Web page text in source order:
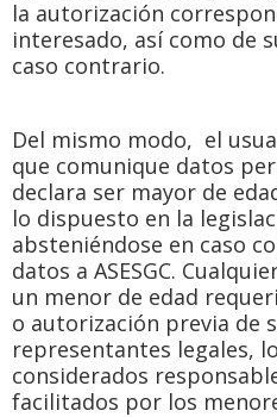
la autorización
interesado, así como de
caso contrario.
Del mismo modo, el
que comunique datos
declara ser mayor de
lo dispuesto en la
absteniéndose en caso
datos a ASESGC.
un menor de edad
o autorización previa de
representantes legales,
considerados
facilitados por los